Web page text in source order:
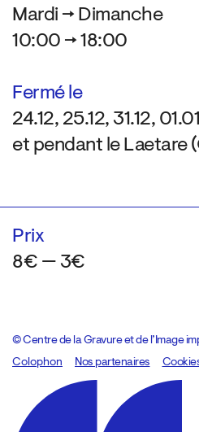
Mardi → Dimanche
10:00 → 18:00
Fermé le
24.12, 25.12, 31.12,
et pendant le Laetare
Prix
8€ — 3€
© Centre de la Gravure et de l’Image
Colophon
Design:Marcel Kaczmarek, code:
Nos partenaires